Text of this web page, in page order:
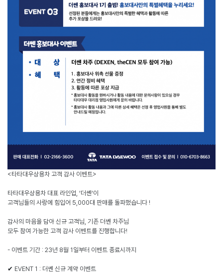
<타타대우상용차 고객 감사 이벤트>
타타대우상용차 대표 라인업, ‘더쎈‘이
고객님들의 사랑에 힘입어 5,000대 판매를 돌파했습니다 !
감사의 마음을 담아 신규 고객님, 기존 더쎈 차주님
모두 참여 가능한 고객 감사 이벤트를 진행합니다!
- 이벤트 기간 : 23년 8월 1일부터 이벤트 종료시까지
✔ EVENT 1 : 더쎈 신규 계약 이벤트